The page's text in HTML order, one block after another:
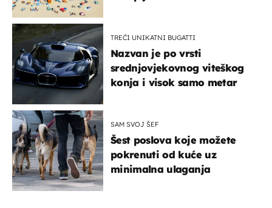
TREĆI UNIKATNI BUGATTI
Nazvan je po vrsti
srednjovjekovnog viteškog
konja i visok samo metar
SAM SVOJ ŠEF
Šest poslova koje možete
pokrenuti od kuće uz
minimalna ulaganja